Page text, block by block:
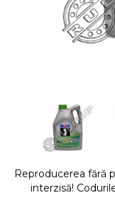
Reproducerea fără
interzisă!